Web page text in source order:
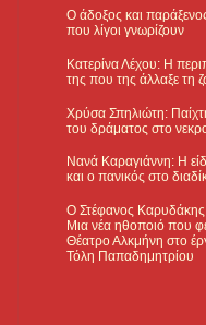
Ο άδοξος και
που λίγοι γνωρίζουν
Κατερίνα Λέχου: Η
της που της άλλαξε τη
Χρύσα Σπηλιώτη:
του δράματος στο
Νανά Καραγιάννη: Η
και ο πανικός στο
Ο Στέφανος Καρυδάκης
Μια νέα ηθοποιό που
Θέατρο Αλκμήνη στο
Τόλη Παπαδημητρίου